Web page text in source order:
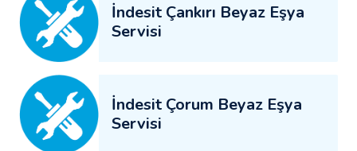
İndesit Çankırı Beyaz Eşya
Servisi
İndesit Çorum Beyaz Eşya
Servisi